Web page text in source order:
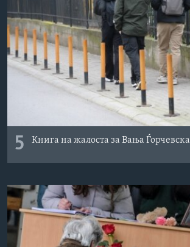
5 Книга на жалоста за Вања Ѓорчевска